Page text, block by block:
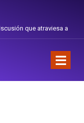
atraviesa a
Gabriela